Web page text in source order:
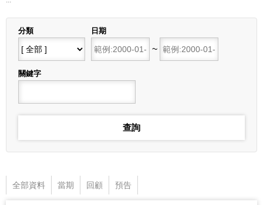
分類
日期
開始日期
~
關鍵字
全部資料 當期 回顧 預告